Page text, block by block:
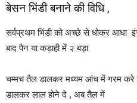
बेसन भिंडी बनाने की विधि ,
सर्वप्रथम भिंडी को अच्छे से धोकर आधा
बाद पैन या कड़ाही में २ बड़ा
चम्मच तैल डालकर मध्यम आंच में गरम करे
डालकर लाल होने दे , अब तैल में